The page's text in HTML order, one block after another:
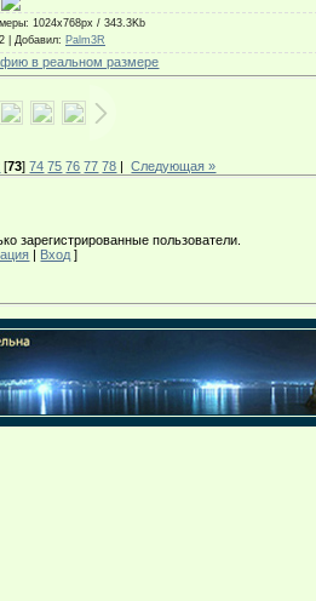
: 1024x768px / 343.3Kb
| Добавил: Palm3R
в реальном размере
[73]74 75 76 77 78 |Следующая »
зарегистрированные пользователи.
| Вход ]